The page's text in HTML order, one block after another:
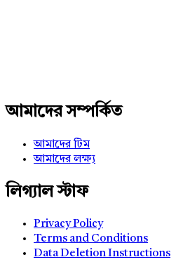
আমাদের সম্পর্কিত
আমাদের টিম
আমাদের লক্ষ্য
লিগ্যাল স্টাফ
Privacy Policy
Terms and Conditions
Data Deletion Instructions